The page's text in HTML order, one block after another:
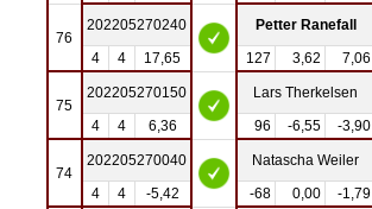
76
202205270240 Petter Ranefall
4
4 17,65 127 3,62 7,06
75
202205270150 Lars Therkelsen
4
4 6,36 96 -6,55 -3,90
74
202205270040 Natascha Weiler
4
4 -5,42 -68 0,00 -1,79